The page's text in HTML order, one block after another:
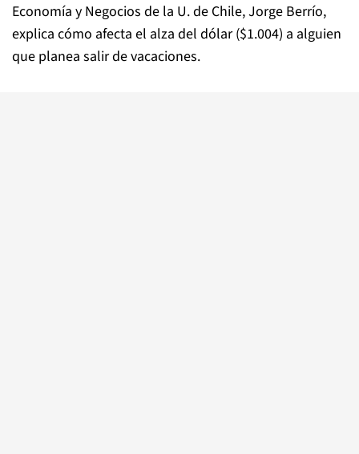
Economía y Negocios de la U. de Chile, Jorge Berrío,
explica cómo afecta el alza del dólar ($1.004) a alguien
que planea salir de vacaciones.